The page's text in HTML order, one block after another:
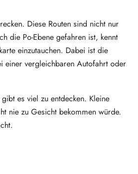
Diese Routen sind nicht nur
die Po-Ebene gefahren ist, kennt
einzutauchen. Dabei ist die
einer vergleichbaren Autofahrt oder
es viel zu entdecken. Kleine
nie zu Gesicht bekommen würde.